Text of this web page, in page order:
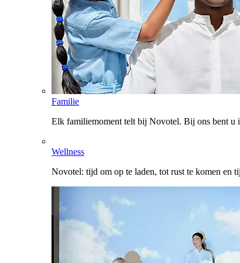
Familie
Elk familiemoment telt bij Novotel. Bij ons bent u
Wellness
Novotel: tijd om op te laden, tot rust te komen en